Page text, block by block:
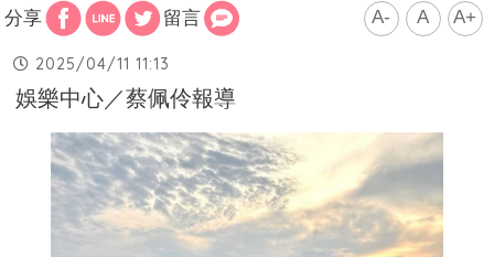
分享 留言 A- A A+
2025/04/11 11:13
娛樂中心／蔡佩伶報導